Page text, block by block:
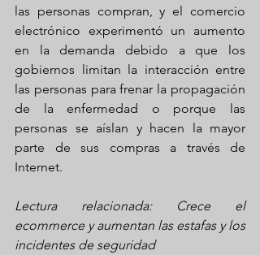
las personas compran, y el comercio
electrónico experimentó un aumento
en la demanda debido a que los
gobiernos limitan la interacción entre
las personas para frenar la propagación
de la enfermedad o porque las
personas se aíslan y hacen la mayor
parte de sus compras a través de
Internet.
Lectura relacionada: Crece el
ecommerce y aumentan las estafas y los
incidentes de seguridad